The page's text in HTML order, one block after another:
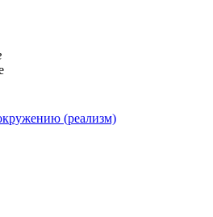
(реализм)